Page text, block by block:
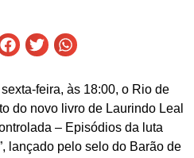
feira, às 18:00, o Rio de
do novo livro de Laurindo Leal
– Episódios da luta
lançado pelo selo do Barão de